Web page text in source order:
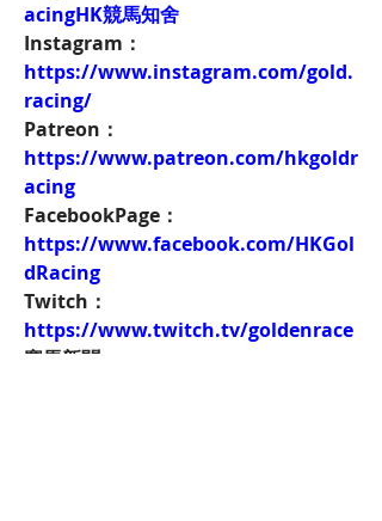
acingHK競馬知舍
Instagram：
https://www.instagram.com/gold.
racing/
Patreon：
https://www.patreon.com/hkgoldr
acing
FacebookPage：
https://www.facebook.com/HKGol
dRacing
Twitch：
https://www.twitch.tv/goldenrace
賽馬新聞：